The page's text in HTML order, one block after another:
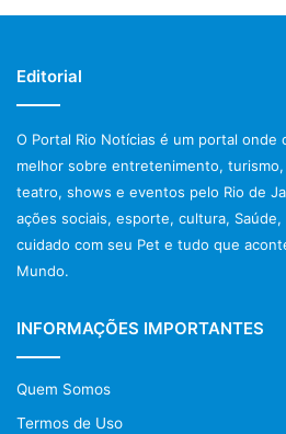
previsão do tempo
protestos rio de
tiroteio no rio
violência no rio
Editorial
O Portal Rio Notícias é um portal onde
melhor sobre entretenimento,
teatro, shows e eventos pelo Rio de
ações sociais, esporte, cultura, Saúde,
cuidado com seu Pet e tudo que
Mundo.
INFORMAÇÕES IMPORTANTES
Quem Somos
Termos de Uso